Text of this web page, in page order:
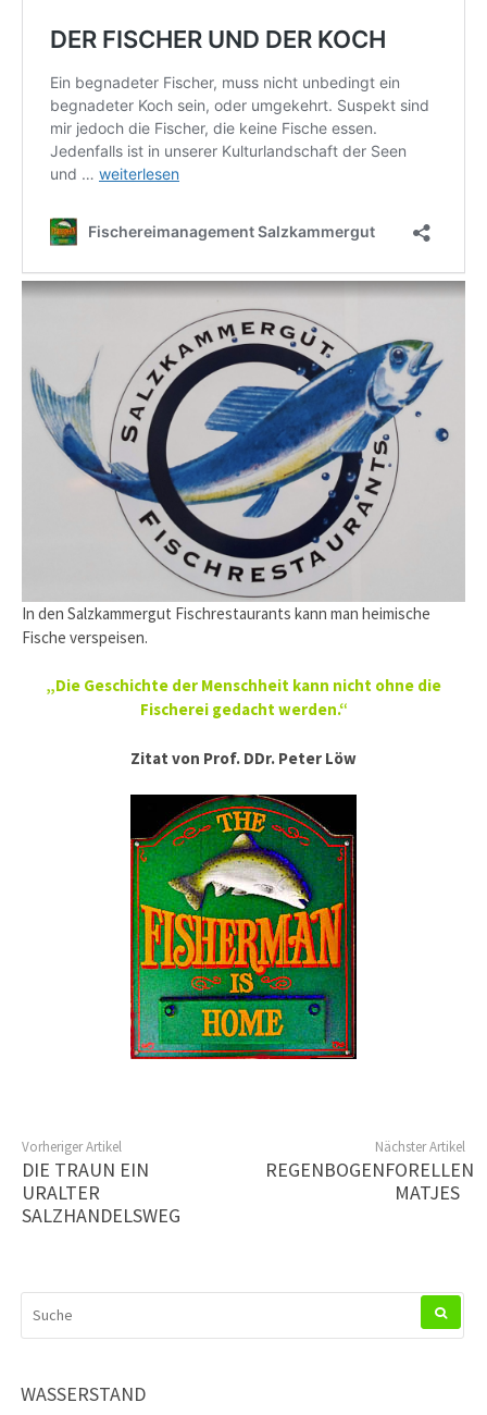
In den Salzkammergut Fischrestaurants kann man heimische
Fische verspeisen.
„Die Geschichte der Menschheit kann nicht ohne die
Fischerei gedacht werden.“
Zitat von Prof. DDr. Peter Löw
Vorheriger Artikel
DIE TRAUN EIN
URALTER
SALZHANDELSWEG
Nächster Artikel
REGENBOGENFORELLEN
MATJES
NACH:
WASSERSTAND